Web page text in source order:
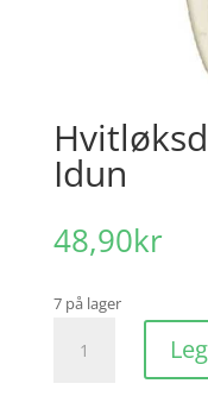
Idun
48,90kr
7 på lager
Hvitløksdressing
440g